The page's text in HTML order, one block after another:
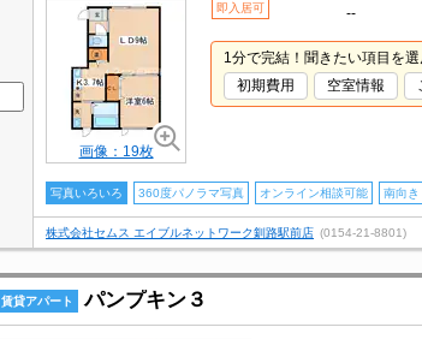
画像：19枚
即入居可
--
1分で完結！聞きたい項目を
初期費用
空室情報
写真いろいろ 360度パノラマ写真 オンライン相談可能 南向き
株式会社セムス エイブルネットワーク釧路駅前店 (0154-21-8801)
賃貸アパート パンプキン３